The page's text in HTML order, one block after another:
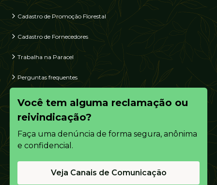
Cadastro de Promoção Florestal
Cadastro de Fornecedores
Trabalha na Paracel
Perguntas frequentes
Você tem alguma reclamação ou
reivindicação?
Faça uma denúncia de forma segura, anônima
e confidencial.
Veja Canais de Comunicação